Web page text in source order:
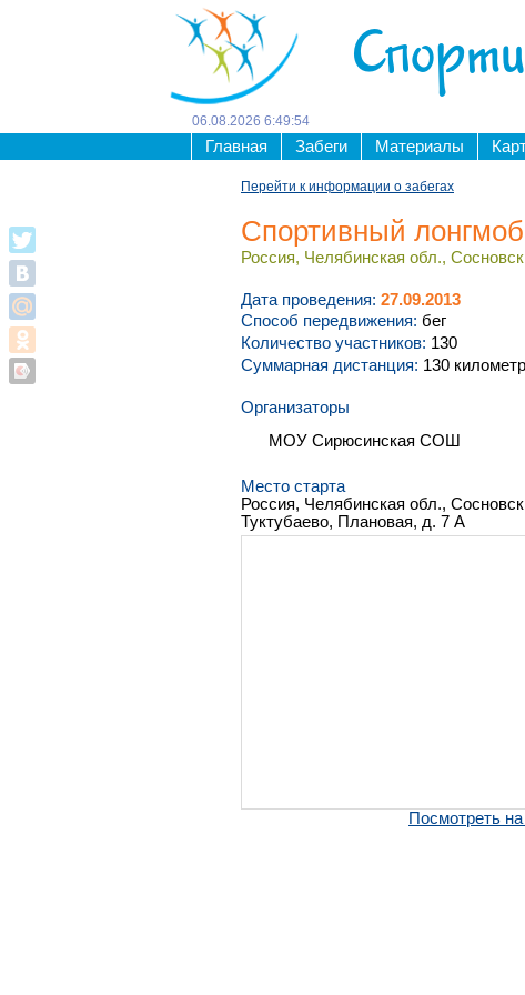
06 08 2026 6:49:54
Главная Забеги Материалы
Перейти к информации о забегах
Спортивный
Россия, Челябинская обл.,
Дата проведения: 27.09.2013
Способ передвижения: бег
Количество участников: 130
Суммарная дистанция: 130
Организаторы
МОУ Сирюсинская СОШ
Место старта
Россия, Челябинская обл.,
Туктубаево, Плановая, д. 7 А
Посмотреть